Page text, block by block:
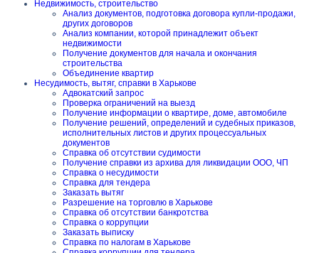
Недвижимость, строительство
Анализ документов, подготовка договора купли-продажи,
других договоров
Анализ компании, которой принадлежит объект
недвижимости
Получение документов для начала и окончания
строительства
Объединение квартир
Несудимость, вытяг, справки в Харькове
Адвокатский запрос
Проверка ограничений на выезд
Получение информации о квартире, доме, автомобиле
Получение решений, определений и судебных приказов,
исполнительных листов и других процессуальных
документов
Справка об отсутствии судимости
Получение справки из архива для ликвидации ООО, ЧП
Справка о несудимости
Справка для тендера
Заказать вытяг
Разрешение на торговлю в Харькове
Справка об отсутствии банкротства
Справка о коррупции
Заказать выписку
Справка по налогам в Харькове